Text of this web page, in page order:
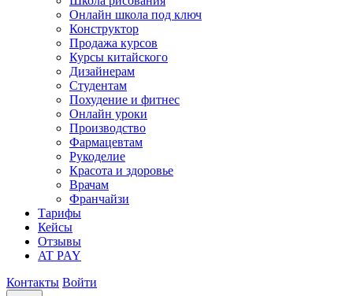
Онлайн школа под ключ
Конструктор
Продажа курсов
Курсы китайского
Дизайнерам
Студентам
Похудение и фитнес
Онлайн уроки
Производство
Фармацевтам
Рукоделие
Красота и здоровье
Врачам
Франчайзи
Тарифы
Кейсы
Отзывы
AT PAY
Контакты Войти